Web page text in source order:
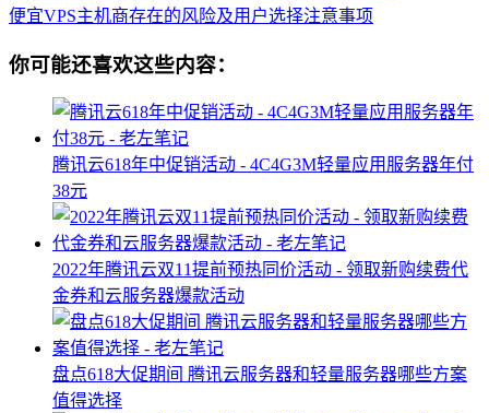
便宜VPS主机商存在的风险及用户选择注意事项
你可能还喜欢这些内容：
腾讯云618年中促销活动 - 4C4G3M轻量应用服务器年付
38元
2022年腾讯云双11提前预热同价活动 - 领取新购续费代
金券和云服务器爆款活动
盘点618大促期间 腾讯云服务器和轻量服务器哪些方案
值得选择